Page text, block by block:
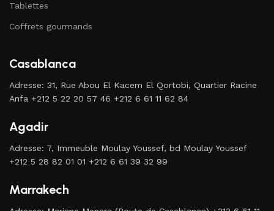
Tablettes
Coffrets gourmands
Casablanca
Adresse: 31, Rue Abou El Kacem El Qortobi, Quartier Racine
Anfa +212 5 22 20 57 46 +212 6 61 11 62 84
Agadir
Adresse: 7, Immeuble Moulay Youssef, bd Moulay Youssef
+212 5 28 82 01 01 +212 6 61 39 32 99
Marrakech